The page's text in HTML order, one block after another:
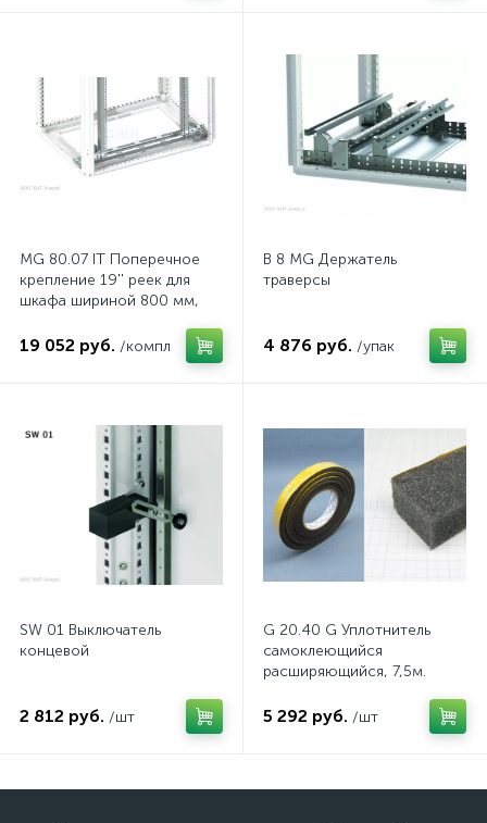
MG 80.07 IT Поперечное
крепление 19'' реек для
шкафа шириной 800 мм,
19 052 руб. /компл
B 8 MG Держатель
траверсы
4 876 руб. /упак
SW 01 Выключатель
концевой
2 812 руб. /шт
G 20.40 G Уплотнитель
самоклеющийся
расширяющийся, 7,5м.
5 292 руб. /шт